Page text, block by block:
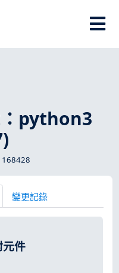
python3
168428
變更記錄
件